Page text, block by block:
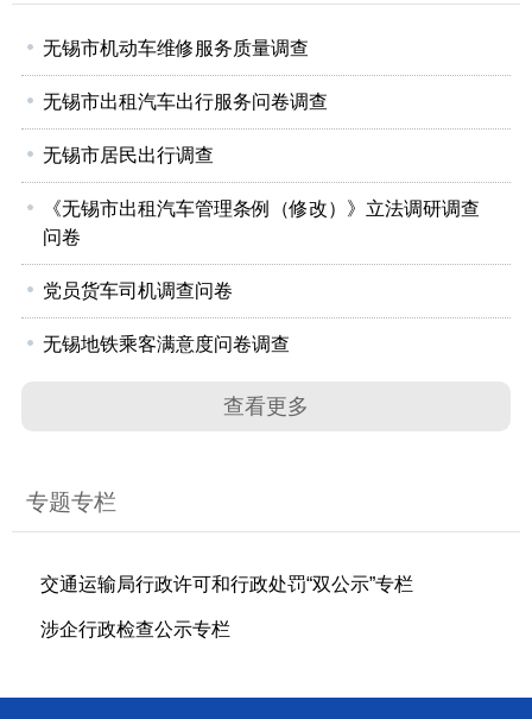
无锡市机动车维修服务质量调查
无锡市出租汽车出行服务问卷调查
无锡市居民出行调查
《无锡市出租汽车管理条例（修改）》立法调研调查
问卷
党员货车司机调查问卷
无锡地铁乘客满意度问卷调查
查看更多
专题专栏
交通运输局行政许可和行政处罚“双公示”专栏
涉企行政检查公示专栏